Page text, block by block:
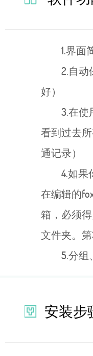
1.界面
2.自动
好）
3.在使
看到过去
通记录）
4.如
在编辑的
箱，必须
文件夹。
5.分组
安装步